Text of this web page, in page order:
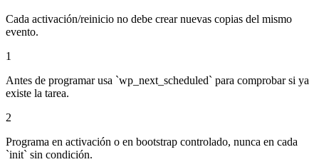
Cada activación/reinicio no debe crear nuevas copias del mismo
evento.
1
Antes de programar usa `wp_next_scheduled` para comprobar si ya
existe la tarea.
2
Programa en activación o en bootstrap controlado, nunca en cada
`init` sin condición.